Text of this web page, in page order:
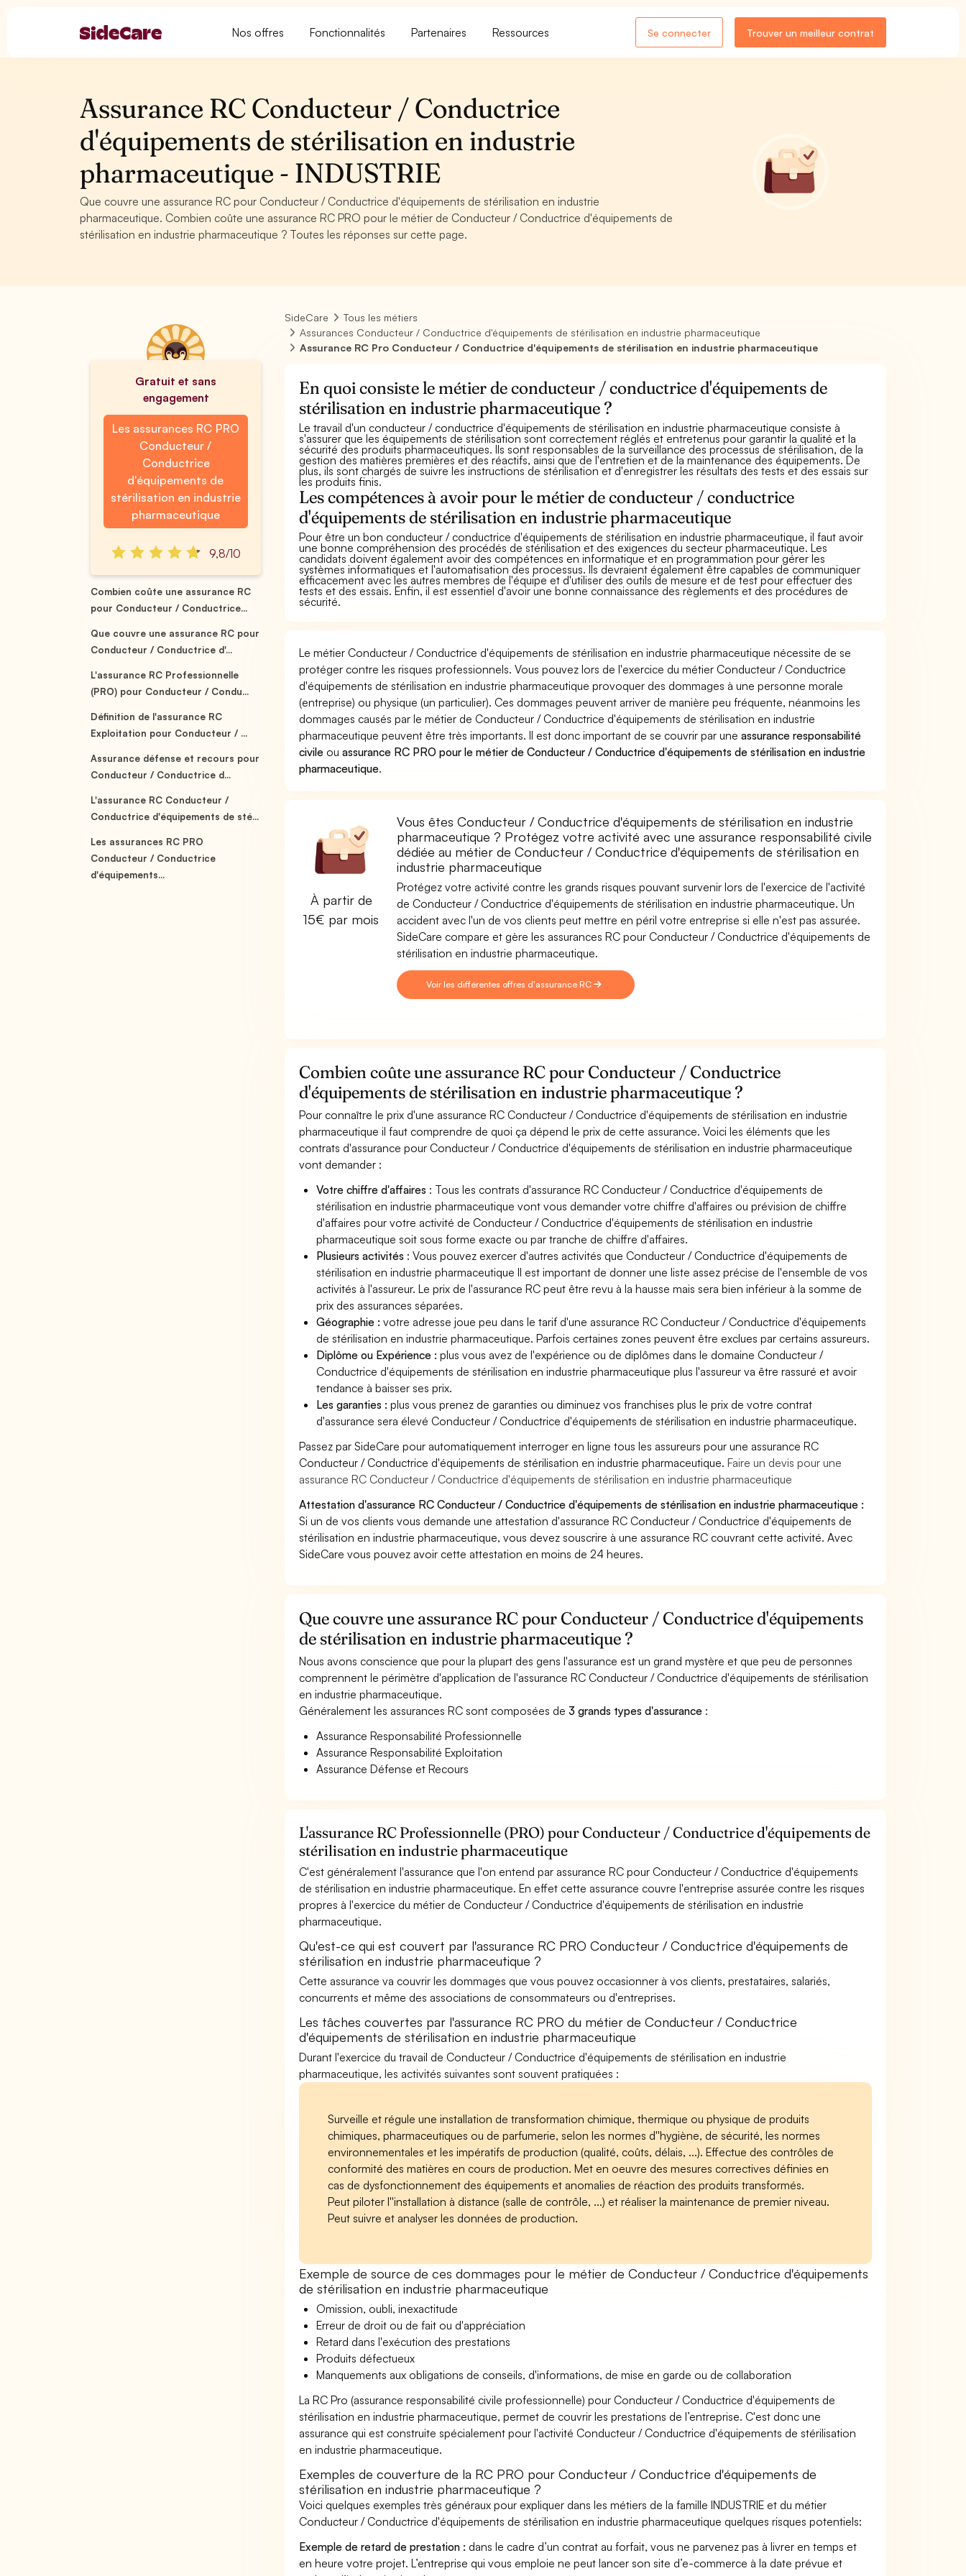
Nos offres Fonctionnalités Partenaires Ressources Se connecter Trouver un meilleur contrat
Assurance RC Conducteur / Conductrice
d'équipements de stérilisation en industrie
pharmaceutique - INDUSTRIE
Que couvre une assurance RC pour Conducteur / Conductrice d'équipements de stérilisation en industrie
pharmaceutique. Combien coûte une assurance RC PRO pour le métier de Conducteur / Conductrice d'équipements de
stérilisation en industrie pharmaceutique ? Toutes les réponses sur cette page.
Gratuit et sans
engagement
Les assurances RC PRO
Conducteur /
Conductrice
d'équipements de
stérilisation en industrie
pharmaceutique
9,8/10
Combien coûte une assurance RC
pour Conducteur / Conductrice...
Que couvre une assurance RC pour
Conducteur / Conductrice d'...
L'assurance RC Professionnelle
(PRO) pour Conducteur / Condu...
Définition de l'assurance RC
Exploitation pour Conducteur / ...
Assurance défense et recours pour
Conducteur / Conductrice d...
L'assurance RC Conducteur /
Conductrice d'équipements de sté...
Les assurances RC PRO
Conducteur / Conductrice
d'équipements...
SideCare
Tous les métiers
Assurances Conducteur / Conductrice d'équipements de stérilisation en industrie pharmaceutique
Assurance RC Pro Conducteur / Conductrice d'équipements de stérilisation en industrie pharmaceutique
En quoi consiste le métier de conducteur / conductrice d'équipements de
stérilisation en industrie pharmaceutique ?
Le travail d'un conducteur / conductrice d'équipements de stérilisation en industrie pharmaceutique consiste à
s'assurer que les équipements de stérilisation sont correctement réglés et entretenus pour garantir la qualité et la
sécurité des produits pharmaceutiques. Ils sont responsables de la surveillance des processus de stérilisation, de la
gestion des matières premières et des réactifs, ainsi que de l'entretien et de la maintenance des équipements. De
plus, ils sont chargés de suivre les instructions de stérilisation et d'enregistrer les résultats des tests et des essais sur
les produits finis.
Les compétences à avoir pour le métier de conducteur / conductrice
d'équipements de stérilisation en industrie pharmaceutique
Pour être un bon conducteur / conductrice d'équipements de stérilisation en industrie pharmaceutique, il faut avoir
une bonne compréhension des procédés de stérilisation et des exigences du secteur pharmaceutique. Les
candidats doivent également avoir des compétences en informatique et en programmation pour gérer les
systèmes informatiques et l'automatisation des processus. Ils devraient également être capables de communiquer
efficacement avec les autres membres de l'équipe et d'utiliser des outils de mesure et de test pour effectuer des
tests et des essais. Enfin, il est essentiel d'avoir une bonne connaissance des règlements et des procédures de
sécurité.
Le métier Conducteur / Conductrice d'équipements de stérilisation en industrie pharmaceutique nécessite de se
protéger contre les risques professionnels. Vous pouvez lors de l'exercice du métier Conducteur / Conductrice
d'équipements de stérilisation en industrie pharmaceutique provoquer des dommages à une personne morale
(entreprise) ou physique (un particulier). Ces dommages peuvent arriver de manière peu fréquente, néanmoins les
dommages causés par le métier de Conducteur / Conductrice d'équipements de stérilisation en industrie
pharmaceutique peuvent être très importants. Il est donc important de se couvrir par uneassurance responsabilité
civile ouassurance RC PRO pour le métier de Conducteur / Conductrice d'équipements de stérilisation en industrie
pharmaceutique.
À partir de
15€ par mois
Vous êtes Conducteur / Conductrice d'équipements de stérilisation en industrie
pharmaceutique ? Protégez votre activité avec une assurance responsabilité civile
dédiée au métier de Conducteur / Conductrice d'équipements de stérilisation en
industrie pharmaceutique
Protégez votre activité contre les grands risques pouvant survenir lors de l'exercice de l'activité
de Conducteur / Conductrice d'équipements de stérilisation en industrie pharmaceutique. Un
accident avec l'un de vos clients peut mettre en péril votre entreprise si elle n'est pas assurée.
SideCare compare et gère les assurances RC pour Conducteur / Conductrice d'équipements de
stérilisation en industrie pharmaceutique.
Voir les différentes offres d'assurance RC
Combien coûte une assurance RC pour Conducteur / Conductrice
d'équipements de stérilisation en industrie pharmaceutique ?
Pour connaître le prix d'une assurance RC Conducteur / Conductrice d'équipements de stérilisation en industrie
pharmaceutique il faut comprendre de quoi ça dépend le prix de cette assurance. Voici les éléments que les
contrats d'assurance pour Conducteur / Conductrice d'équipements de stérilisation en industrie pharmaceutique
vont demander :
Votre chiffre d'affaires : Tous les contrats d'assurance RC Conducteur / Conductrice d'équipements de
stérilisation en industrie pharmaceutique vont vous demander votre chiffre d'affaires ou prévision de chiffre
d'affaires pour votre activité de Conducteur / Conductrice d'équipements de stérilisation en industrie
pharmaceutique soit sous forme exacte ou par tranche de chiffre d'affaires.
Plusieurs activités : Vous pouvez exercer d'autres activités que Conducteur / Conductrice d'équipements de
stérilisation en industrie pharmaceutique Il est important de donner une liste assez précise de l'ensemble de vos
activités à l'assureur. Le prix de l'assurance RC peut être revu à la hausse mais sera bien inférieur à la somme de
prix des assurances séparées.
Géographie :votre adresse joue peu dans le tarif d'une assurance RC Conducteur / Conductrice d'équipements
de stérilisation en industrie pharmaceutique. Parfois certaines zones peuvent être exclues par certains assureurs.
Diplôme ou Expérience :plus vous avez de l'expérience ou de diplômes dans le domaine Conducteur /
Conductrice d'équipements de stérilisation en industrie pharmaceutique plus l'assureur va être rassuré et avoir
tendance à baisser ses prix.
Les garanties :plus vous prenez de garanties ou diminuez vos franchises plus le prix de votre contrat
d'assurance sera élevé Conducteur / Conductrice d'équipements de stérilisation en industrie pharmaceutique.
Passez par SideCare pour automatiquement interroger en ligne tous les assureurs pour une assurance RC
Conducteur / Conductrice d'équipements de stérilisation en industrie pharmaceutique.Faire un devis pour une
assurance RC Conducteur / Conductrice d'équipements de stérilisation en industrie pharmaceutique
Attestation d'assurance RC Conducteur / Conductrice d'équipements de stérilisation en industrie pharmaceutique :
Si un de vos clients vous demande une attestation d'assurance RC Conducteur / Conductrice d'équipements de
stérilisation en industrie pharmaceutique, vous devez souscrire à une assurance RC couvrant cette activité. Avec
SideCare vous pouvez avoir cette attestation en moins de 24 heures.
Que couvre une assurance RC pour Conducteur / Conductrice d'équipements
de stérilisation en industrie pharmaceutique ?
Nous avons conscience que pour la plupart des gens l'assurance est un grand mystère et que peu de personnes
comprennent le périmètre d'application de l'assurance RC Conducteur / Conductrice d'équipements de stérilisation
en industrie pharmaceutique.
Généralement les assurances RC sont composées de3 grands types d'assurance :
Assurance Responsabilité Professionnelle
Assurance Responsabilité Exploitation
Assurance Défense et Recours
L'assurance RC Professionnelle (PRO) pour Conducteur / Conductrice d'équipements de
stérilisation en industrie pharmaceutique
C'est généralement l'assurance que l'on entend par assurance RC pour Conducteur / Conductrice d'équipements
de stérilisation en industrie pharmaceutique. En effet cette assurance couvre l'entreprise assurée contre les risques
propres à l'exercice du métier de Conducteur / Conductrice d'équipements de stérilisation en industrie
pharmaceutique.
Qu'est-ce qui est couvert par l'assurance RC PRO Conducteur / Conductrice d'équipements de
stérilisation en industrie pharmaceutique ?
Cette assurance va couvrir les dommages que vous pouvez occasionner à vos clients, prestataires, salariés,
concurrents et même des associations de consommateurs ou d'entreprises.
Les tâches couvertes par l'assurance RC PRO du métier de Conducteur / Conductrice
d'équipements de stérilisation en industrie pharmaceutique
Durant l'exercice du travail de Conducteur / Conductrice d'équipements de stérilisation en industrie
pharmaceutique, les activités suivantes sont souvent pratiquées :
Surveille et régule une installation de transformation chimique, thermique ou physique de produits
chimiques, pharmaceutiques ou de parfumerie, selon les normes d''hygiène, de sécurité, les normes
environnementales et les impératifs de production (qualité, coûts, délais, ...). Effectue des contrôles de
conformité des matières en cours de production. Met en oeuvre des mesures correctives définies en
cas de dysfonctionnement des équipements et anomalies de réaction des produits transformés.
Peut piloter l''installation à distance (salle de contrôle, ...) et réaliser la maintenance de premier niveau.
Peut suivre et analyser les données de production.
Exemple de source de ces dommages pour le métier de Conducteur / Conductrice d'équipements
de stérilisation en industrie pharmaceutique
Omission, oubli, inexactitude
Erreur de droit ou de fait ou d'appréciation
Retard dans l'exécution des prestations
Produits défectueux
Manquements aux obligations de conseils, d'informations, de mise en garde ou de collaboration
La RC Pro (assurance responsabilité civile professionnelle) pour Conducteur / Conductrice d'équipements de
stérilisation en industrie pharmaceutique, permet de couvrir les prestations de l’entreprise. C'est donc une
assurance qui est construite spécialement pour l'activité Conducteur / Conductrice d'équipements de stérilisation
en industrie pharmaceutique.
Exemples de couverture de la RC PRO pour Conducteur / Conductrice d'équipements de
stérilisation en industrie pharmaceutique ?
Voici quelques exemples très généraux pour expliquer dans les métiers de la famille INDUSTRIE et du métier
Conducteur / Conductrice d'équipements de stérilisation en industrie pharmaceutique quelques risques potentiels:
Exemple de retard de prestation : dans le cadre d’un contrat au forfait, vous ne parvenez pas à livrer en temps et
en heure votre projet. L’entreprise qui vous emploie ne peut lancer son site d’e-commerce à la date prévue et